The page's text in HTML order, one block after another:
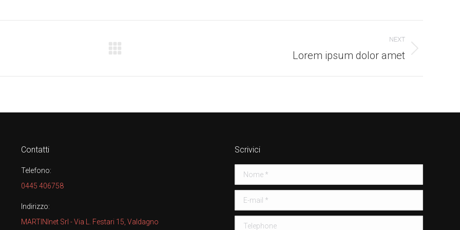
NEXT
Lorem ipsum dolor amet
Contatti
Telefono:
0445 406758
Indirizzo:
MARTINInet Srl - Via L. Festari 15, Valdagno
Scrivici
Nome *
E-mail *
Telephone